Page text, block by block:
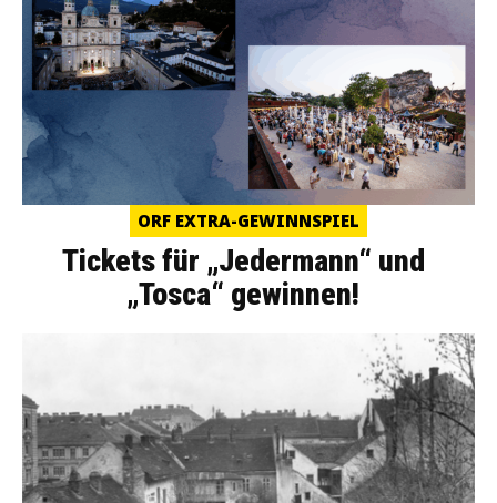
ORF EXTRA-GEWINNSPIEL
Tickets für „Jedermann“ und
„Tosca“ gewinnen!